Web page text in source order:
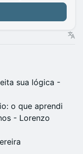
sua lógica -
o que aprendi
- Lorenzo